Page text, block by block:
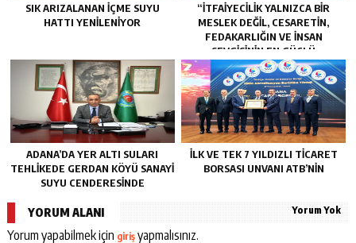
SIK ARIZALANAN IÇME SUYU
HATTI YENILENIYOR
“İTFAIYECILIK YALNIZCA BIR
MESLEK DEĞIL, CESARETIN,
FEDAKARLIĞIN VE INSAN
SEVGISININ EN GÜÇLÜ
TEMSILIDIR.”
ADANA’DA YER ALTI SULARI
TEHLİKEDE GERDAN KÖYÜ SANAYİ
SUYU CENDERESİNDE
İLK VE TEK 7 YILDIZLI TİCARET
BORSASI UNVANI ATB’NİN
YORUM ALANI Yorum Yok
Yorum yapabilmek için girişyapmalısınız.